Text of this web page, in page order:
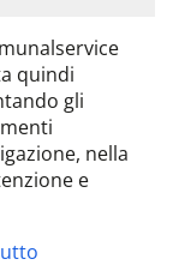
quindi
gli
nella
e